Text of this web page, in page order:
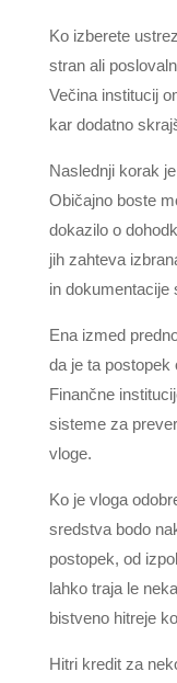
Ko izberete
stran ali
Večina institucij
kar dodatno
Naslednji korak
Običajno boste
dokazilo o
jih zahteva
in dokumentacije
Ena izmed
da je ta postopek
Finančne
sisteme za
vloge.
Ko je vloga
sredstva bodo
postopek, od
lahko traja le
bistveno hitreje
Hitri kredit za